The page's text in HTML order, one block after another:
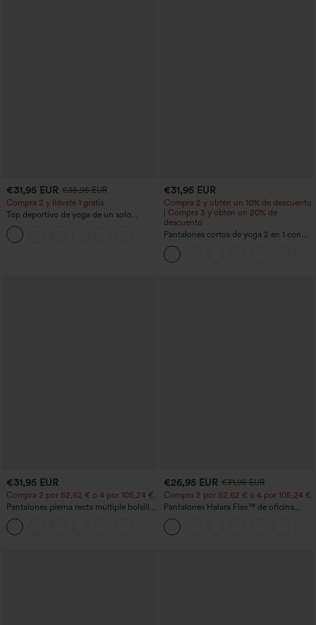
€31,95 EUR €35,95 EUR
Compra 2 y llévate 1 gratis
Top deportivo de yoga de un solo
hombro, manga larga con agujero para
el pulgar, dobladillo curvo estilo high-
low (frente más corto, espalda más
+3
€31,95 EUR
Compra 2 y obtén un 10% de descuento
| Compra 3 y obtén un 20% de
descuento
Pantalones cortos de yoga 2 en 1 con
bolsillo trasero de talle muy alto y
bolsillo lateral oculto de 5&#39;&#39;
de longitud más larga
€31,95 EUR
Compra 2 por 52,62 € o 4 por 105,24 €.
Pantalones pierna recta múltiple bolsillo
botón tiro alto
€26,95 EUR €31,95 EUR
Compra 2 por 52,62 € o 4 por 105,24 €.
Pantalones Halara Flex™ de oficina
anchos plisados de tiro alto con bolsillos
en tela tipo gofre